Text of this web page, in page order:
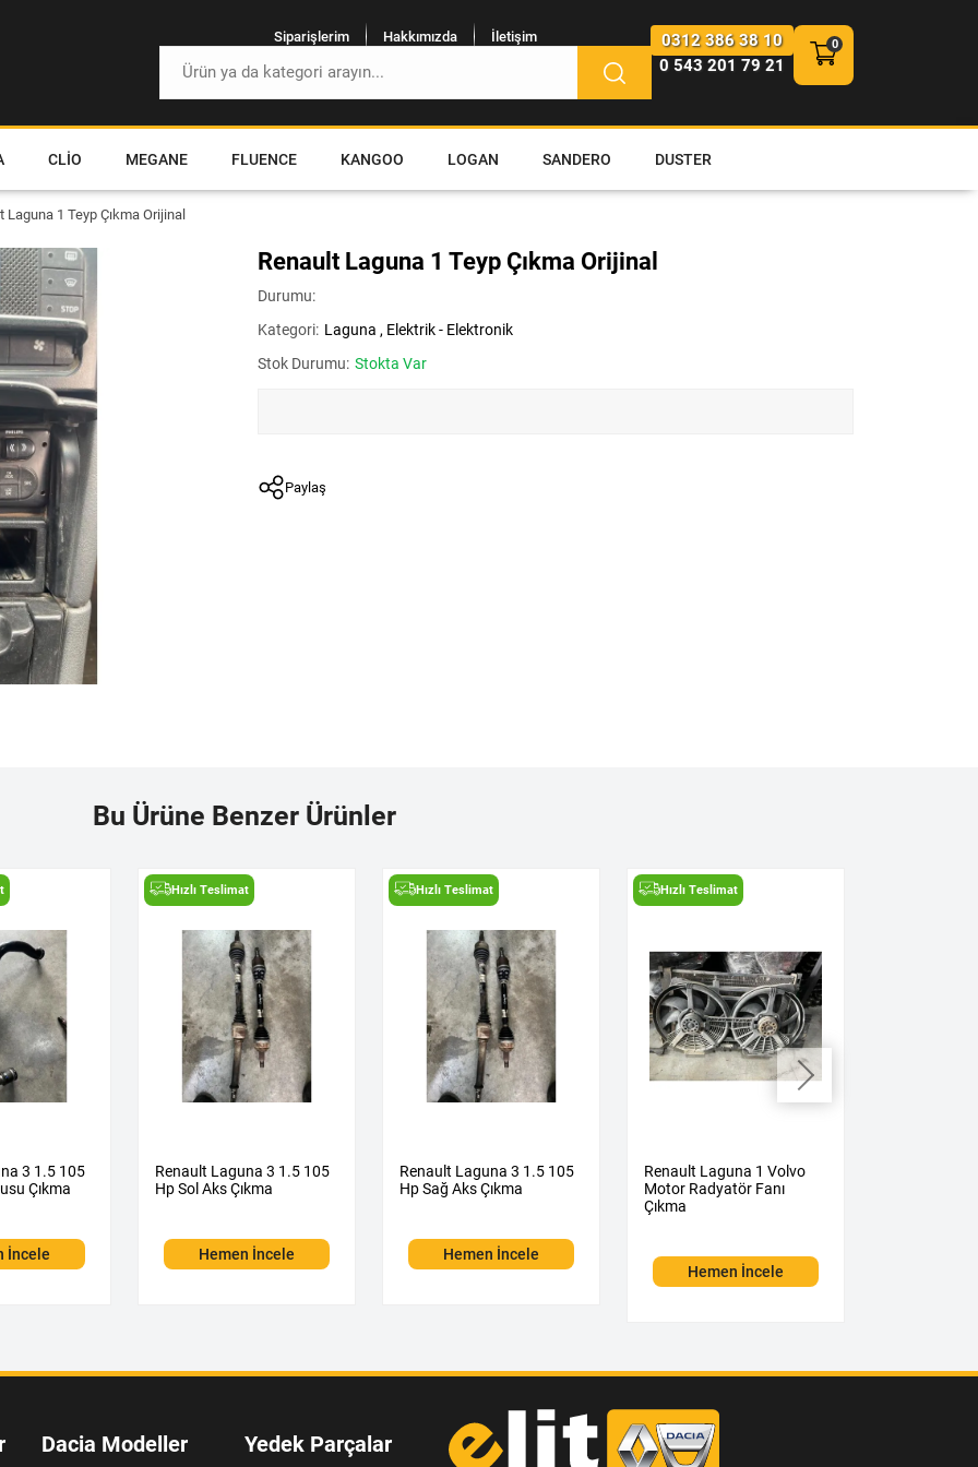
Siparişlerim Hakkımızda İletişim
0312 386 38 10
0 543 201 79 21
CLIO MEGANE FLUENCE KANGOO LOGAN SANDERO DUSTER
Laguna 1 Teyp Çıkma Orijinal
Renault Laguna 1 Teyp Çıkma Orijinal
Durumu:
Kategori: Laguna , Elektrik - Elektronik
Stok Durumu: Stokta Var
Paylaş
Bu Ürüne Benzer Ürünler
3 1.5 105
Çıkma
İncele
Hızlı Teslimat
Renault Laguna 3 1.5 105
Hp Sol Aks Çıkma
Hemen İncele
Hızlı Teslimat
Renault Laguna 3 1.5 105
Hp Sağ Aks Çıkma
Hemen İncele
Hızlı Teslimat
Renault Laguna 1 Volvo
Motor Radyatör Fanı
Çıkma
Hemen İncele
Dacia Modeller Yedek Parçalar